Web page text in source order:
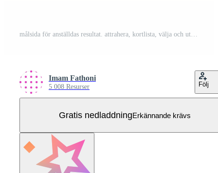
målsida för anställdas resultat. attrahera, kortlista, välja och utse kandidater till jobb. arbetsförmedlingar, kommersiell rekrytering, specialistkonsultföretag, jobbanalys Gratis Vektor
Imam Fathoni
5 008 Resurser Följ
Gratis nedladdningErkännande krävs